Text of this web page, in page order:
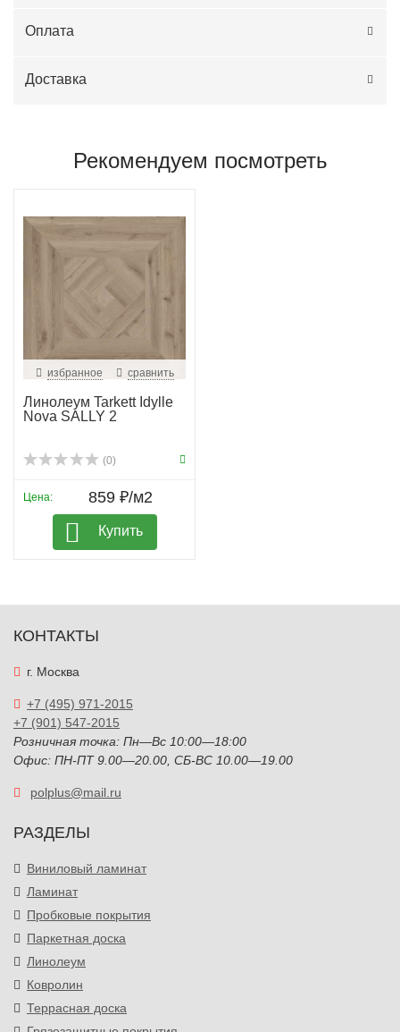
Оплата
Доставка
Рекомендуем посмотреть
избранное сравнить
Линолеум Tarkett Idylle
Nova SALLY 2
(0)
Цена: 859 ₽/м2
Купить
КОНТАКТЫ
г. Москва
+7 (495) 971-2015
+7 (901) 547-2015
Розничная точка: Пн—Вс 10:00—18:00
Офис: ПН-ПТ 9.00—20.00, СБ-ВС 10.00—19.00
polplus@mail.ru
РАЗДЕЛЫ
Виниловый ламинат
Ламинат
Пробковые покрытия
Паркетная доска
Линолеум
Ковролин
Террасная доска